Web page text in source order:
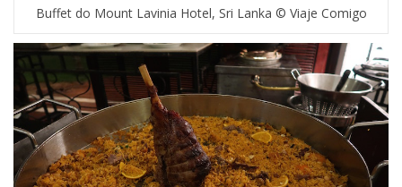
Buffet do Mount Lavinia Hotel, Sri Lanka © Viaje Comigo